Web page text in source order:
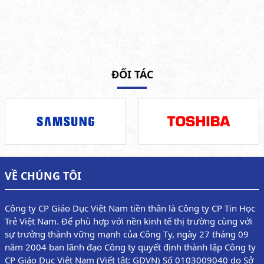
ĐỐI TÁC
VỀ CHÚNG TÔI
Công ty CP Giáo Dục Việt Nam tiền thân là Công ty CP Tin Học
Trẻ Việt Nam. Để phù hợp với nền kinh tế thị trường cùng với
sự trưởng thành vững mạnh của Công Ty, ngày 27 tháng 09
năm 2004 ban lãnh đạo Công ty quyết định thành lập Công ty
CP Giáo Dục Việt Nam (Viết tắt: GDVN) Số 0103009040 do Sở